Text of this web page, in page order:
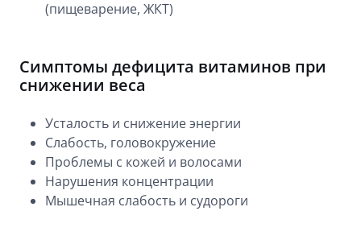
(пищеварение, ЖКТ)
Симптомы дефицита витаминов при
снижении веса
Усталость и снижение энергии
Слабость, головокружение
Проблемы с кожей и волосами
Нарушения концентрации
Мышечная слабость и судороги